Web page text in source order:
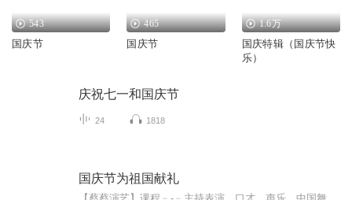
543
国庆节
465
国庆节
1.6万
国庆特辑（国庆节快
乐）
庆祝七一和国庆节
24 1818
国庆节为祖国献礼